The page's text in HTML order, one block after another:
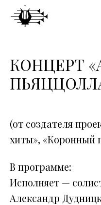
КОНЦЕРТ
(от создателя
хиты», «Коронный
В программе:
Исполняет —
Александр